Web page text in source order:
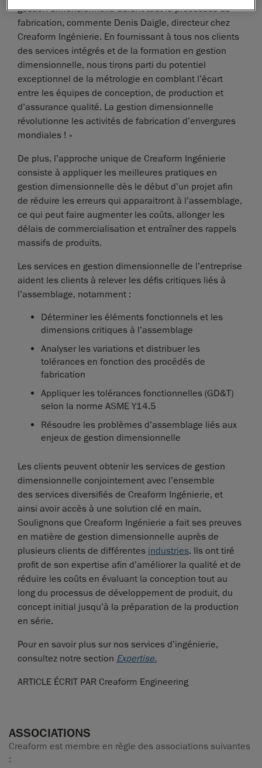
gestion dimensionnelle durant tout le processus de
fabrication, commente Denis Daigle, directeur chez
Creaform Ingénierie. En fournissant à tous nos clients
des services intégrés et de la formation en gestion
dimensionnelle, nous tirons parti du potentiel
exceptionnel de la métrologie en comblant l’écart
entre les équipes de conception, de production et
d’assurance qualité. La gestion dimensionnelle
révolutionne les activités de fabrication d’envergures
mondiales ! »
De plus, l’approche unique de Creaform Ingénierie
consiste à appliquer les meilleures pratiques en
gestion dimensionnelle dès le début d’un projet afin
de réduire les erreurs qui apparaitront à l’assemblage,
ce qui peut faire augmenter les coûts, allonger les
délais de commercialisation et entraîner des rappels
massifs de produits.
Les services en gestion dimensionnelle de l’entreprise
aident les clients à relever les défis critiques liés à
l’assemblage, notamment :
Déterminer les éléments fonctionnels et les
dimensions critiques à l’assemblage
Analyser les variations et distribuer les
tolérances en fonction des procédés de
fabrication
Appliquer les tolérances fonctionnelles (GD&T)
selon la norme ASME Y14.5
Résoudre les problèmes d’assemblage liés aux
enjeux de gestion dimensionnelle
Les clients peuvent obtenir les services de gestion
dimensionnelle conjointement avec l’ensemble
des services diversifiés de Creaform Ingénierie, et
ainsi avoir accès à une solution clé en main.
Soulignons que Creaform Ingénierie a fait ses preuves
en matière de gestion dimensionnelle auprès de
plusieurs clients de différentes industries. Ils ont tiré
profit de son expertise afin d’améliorer la qualité et de
réduire les coûts en évaluant la conception tout au
long du processus de développement de produit, du
concept initial jusqu’à la préparation de la production
en série.
Pour en savoir plus sur nos services d’ingénierie,
consultez notre section Expertise.
ARTICLE ÉCRIT PAR Creaform Engineering
ASSOCIATIONS
Creaform est membre en règle des associations suivantes
: